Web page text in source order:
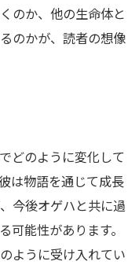
のか、他の生命体と
のかが、読者の想像
どのように変化して
は物語を通じて成長
今後オゲハと共に過
可能性があります。
ように受け入れてい